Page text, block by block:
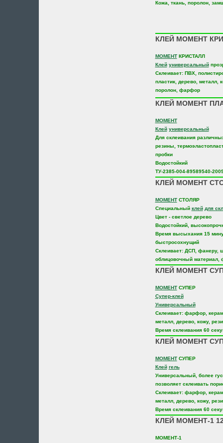
Кожа, ткань, поролон,
КЛЕЙ МОМЕНТ
МОМЕНТКРИСТАЛЛ
Клей универсальный
Склеивает: ПВХ,
пластик, дерево, металл,
поролон, фарфор
КЛЕЙ МОМЕНТ
МОМЕНТ
Клей универсальный
Для склеивания
резины,
пробки
Водостойкий
ТУ-2385-004-89589540-
КЛЕЙ МОМЕНТ
МОМЕНТСТОЛЯР
Специальный клей для
Цвет - светлое дерево
Водостойкий,
Время высыхания 15
быстросохнущий
Склеивает: ДСП, фанеру,
облицовочный материал,
КЛЕЙ МОМЕНТ
МОМЕНТСУПЕР
Супер-клей
Универсальный
Склеивает: фарфор,
металл, дерево, кожу,
Время склеивания 60
КЛЕЙ МОМЕНТ
МОМЕНТСУПЕР
Клей гель
Универсальный, более
позволяет склеивать
Склеивает: фарфор,
металл, дерево, кожу,
Время склеивания 60
КЛЕЙ МОМЕНТ-1
МОМЕНТ-1